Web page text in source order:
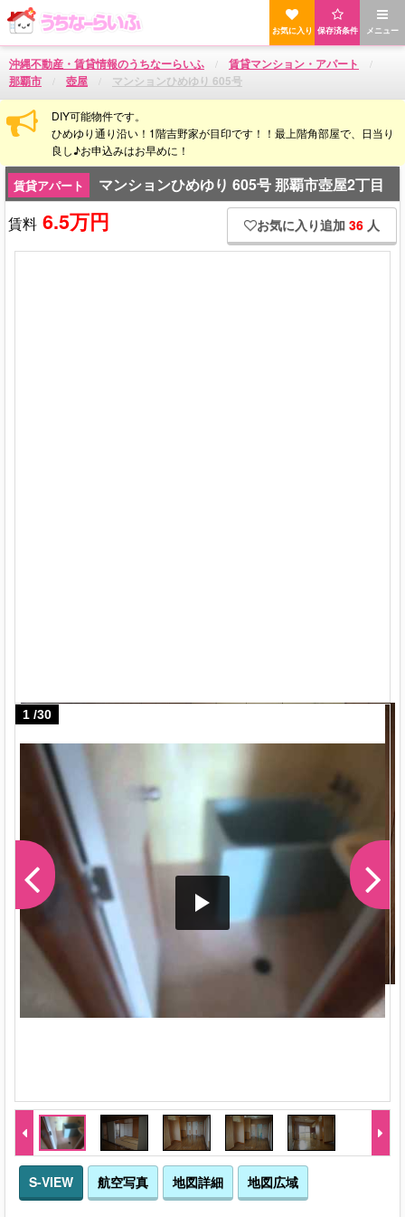
メニュー
保存済条件
お気に入り
沖縄不動産・賃貸情報のうちなーらいふ
賃貸マンション・アパート
那覇市
壺屋 マンションひめゆり 605号
DIY可能物件です。
ひめゆり通り沿い！1階吉野家が目印です！！最上階角部屋で、日当り
良し♪お申込みはお早めに！
賃貸アパート
マンションひめゆり 605号 那覇市壺屋2丁目
賃料 6.5万円 お気に入り追加 36 人
1 /30
S-VIEW 航空写真 地図詳細 地図広域